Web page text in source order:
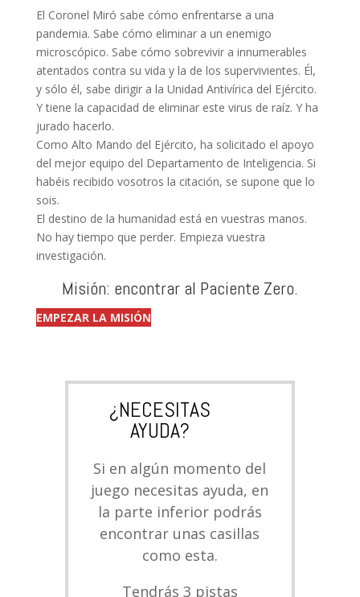
El Coronel Miró sabe cómo enfrentarse a una
pandemia. Sabe cómo eliminar a un enemigo
microscópico. Sabe cómo sobrevivir a innumerables
atentados contra su vida y la de los supervivientes. Él,
y sólo él, sabe dirigir a la Unidad Antivírica del Ejército.
Y tiene la capacidad de eliminar este virus de raíz. Y ha
jurado hacerlo.
Como Alto Mando del Ejército, ha solicitado el apoyo
del mejor equipo del Departamento de Inteligencia. Si
habéis recibido vosotros la citación, se supone que lo
sois.
El destino de la humanidad está en vuestras manos.
No hay tiempo que perder. Empieza vuestra
investigación.
Misión: encontrar al Paciente Zero.
EMPEZAR LA MISIÓN
¿NECESITAS
AYUDA?
Si en algún momento del
juego necesitas ayuda, en
la parte inferior podrás
encontrar unas casillas
como esta.
Tendrás 3 pistas